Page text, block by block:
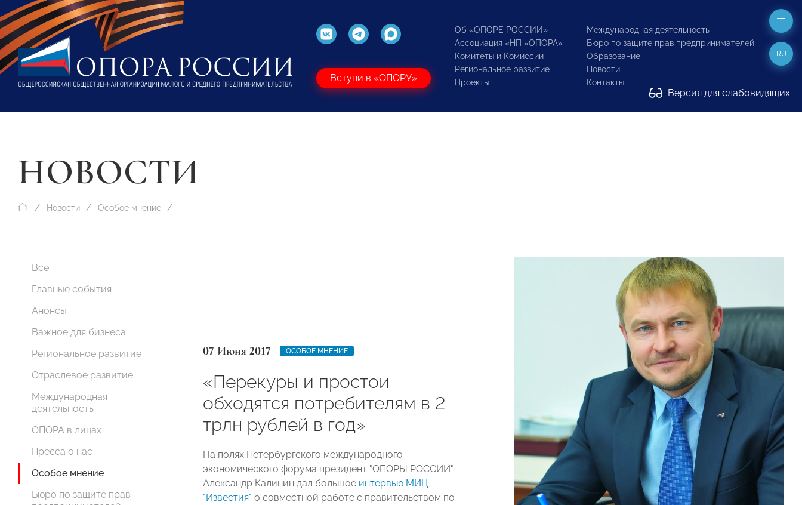
Вступи в «ОПОРУ»
Об «ОПОРЕ РОССИИ»
Ассоциация «НП «ОПОРА»
Комитеты и Комиссии
Региональное развитие
Проекты
Международная деятельность
Бюро по защите прав предпринимателей
Образование
Новости
Контакты
Версия для слабовидящих
RU
НОВОСТИ
Новости Особое мнение
Все
Главные события
Анонсы
Важное для бизнеса
Региональное развитие
Отраслевое развитие
Международная
деятельность
ОПОРА в лицах
Пресса о нас
Особое мнение
Бюро по защите прав
07 Июня 2017 ОСОБОЕ МНЕНИЕ
«Перекуры и простои
обходятся потребителям в 2
трлн рублей в год»
На полях Петербургского международного
экономического форума президент "ОПОРЫ РОССИИ"
Александр Калинин дал большое интервью МИЦ
"Известия" о совместной работе с правительством по